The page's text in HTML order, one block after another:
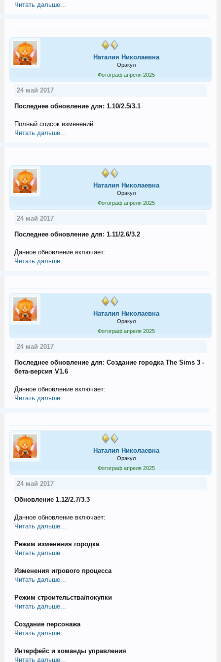
Читать дальше...
Наталия Николаевна
Оракул
Фотограф апреля 2025
24 май 2017
Последнее обновление для: 1.10/2.5/3.1
Полный список изменений:
Читать дальше...
Наталия Николаевна
Оракул
Фотограф апреля 2025
24 май 2017
Последнее обновление для: 1.11/2.6/3.2
Данное обновление включает:
Читать дальше...
Наталия Николаевна
Оракул
Фотограф апреля 2025
24 май 2017
Последнее обновление для: Создание городка The Sims 3 -
бета-версия V1.6
Данное обновление включает:
Читать дальше...
Наталия Николаевна
Оракул
Фотограф апреля 2025
24 май 2017
Обновление 1.12/2.7/3.3
Данное обновление включает:
Читать дальше...
Режим изменения городка
Читать дальше...
Изменения игрового процесса
Читать дальше...
Режим строительства/покупки
Читать дальше...
Создание персонажа
Читать дальше...
Интерфейс и команды управления
Читать дальше...